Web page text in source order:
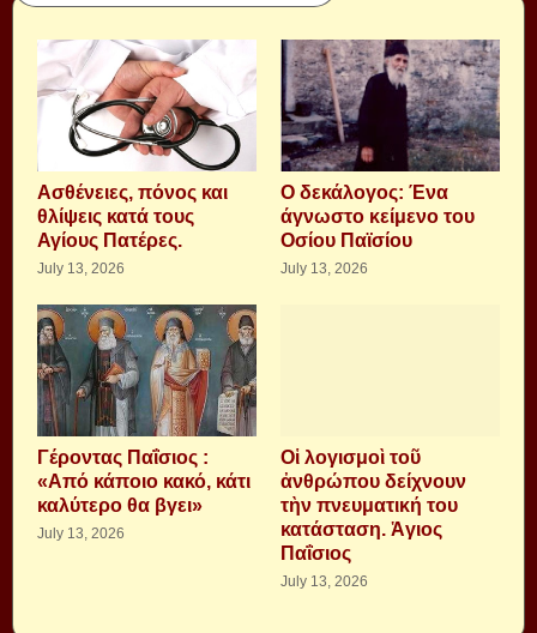
Aσθένειες, πόνος και
θλίψεις κατά τους
Αγίους Πατέρες.
July 13, 2026
Ο δεκάλογος: Ένα
άγνωστο κείμενο του
Οσίου Παϊσίου
July 13, 2026
Γέροντας Παΐσιος :
«Από κάποιο κακό, κάτι
καλύτερο θα βγει»
July 13, 2026
Οἱ λογισμοὶ τοῦ
ἀνθρώπου δείχνουν
τὴν πνευματική του
κατάσταση. Ἁγιος
Παΐσιος
July 13, 2026